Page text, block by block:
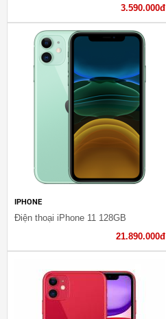
3.590.000đ
IPHONE
Điện thoại iPhone 11 128GB
21.890.000đ